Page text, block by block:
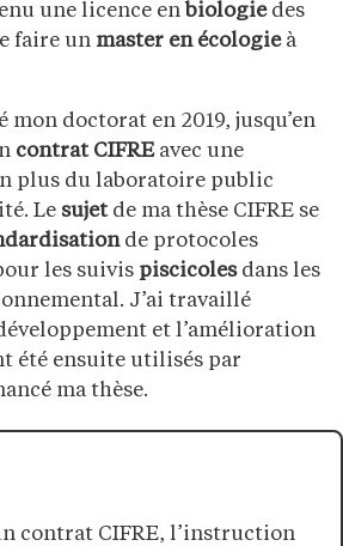
une licence en biologiedes
faire un master en écologieà
mon doctorat en 2019, jusqu’en
contrat CIFREavec une
plus du laboratoire public
Le sujetde ma thèse CIFRE se
de protocoles
les suivis piscicolesdans les
J’ai travaillé
et l’amélioration
été ensuite utilisés par
ma thèse.
contrat CIFRE, l’instruction